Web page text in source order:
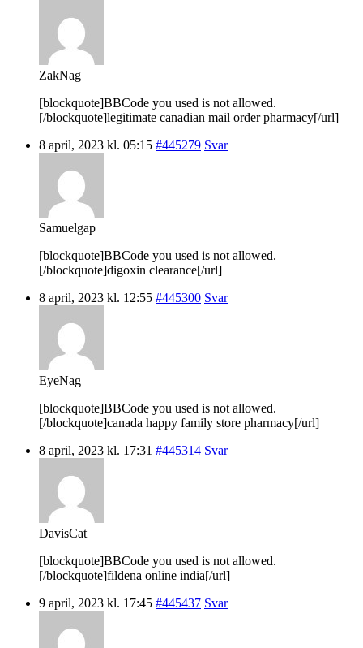
ZakNag
[blockquote]BBCode you used is not allowed.
[/blockquote]legitimate canadian mail order pharmacy[/url]
8 april, 2023 kl. 05:15 #445279 Svar
Samuelgap
[blockquote]BBCode you used is not allowed.
[/blockquote]digoxin clearance[/url]
8 april, 2023 kl. 12:55 #445300 Svar
EyeNag
[blockquote]BBCode you used is not allowed.
[/blockquote]canada happy family store pharmacy[/url]
8 april, 2023 kl. 17:31 #445314 Svar
DavisCat
[blockquote]BBCode you used is not allowed.
[/blockquote]fildena online india[/url]
9 april, 2023 kl. 17:45 #445437 Svar